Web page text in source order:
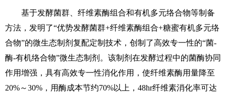
基于发酵菌群、纤维素酶组合和有机多元络合物等制备
方法，发明了“优势发酵菌群+纤维素酶组合+糖蜜有机多元络
合物”的微生态制剂复配定制技术，创制了高效专一性的“菌-
酶-有机络合物”微生态制剂。该制剂在发酵过程中的菌酶协同
作用增强，具有高效专一性消化作用，使纤维素酶用量降至
20%～30%，用酶成本节约70%以上，48hr纤维素消化率可达